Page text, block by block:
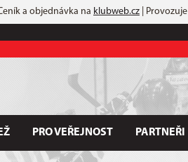
a objednávka na klubweb.cz | Provozuje
PRO VEŘEJNOST PARTNEŘI